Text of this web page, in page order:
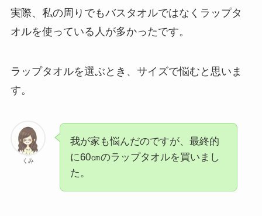
実際、私の周りでもバスタオルではなくラップタ
オルを使っている人が多かったです。
ラップタオルを選ぶとき、サイズで悩むと思いま
す。
くみ
我が家も悩んだのですが、最終的
に60㎝のラップタオルを買いまし
た。